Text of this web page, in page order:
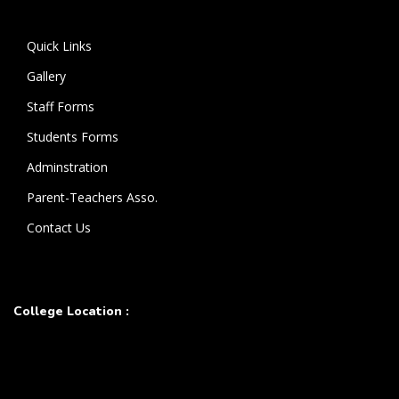
Quick Links
Gallery
Staff Forms
Students Forms
Adminstration
Parent-Teachers Asso.
Contact Us
College Location :